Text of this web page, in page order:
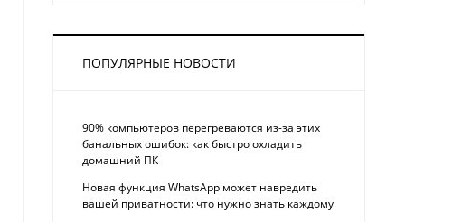
ПОПУЛЯРНЫЕ НОВОСТИ
90% компьютеров перегреваются из-за этих
банальных ошибок: как быстро охладить
домашний ПК
Новая функция WhatsApp может навредить
вашей приватности: что нужно знать каждому